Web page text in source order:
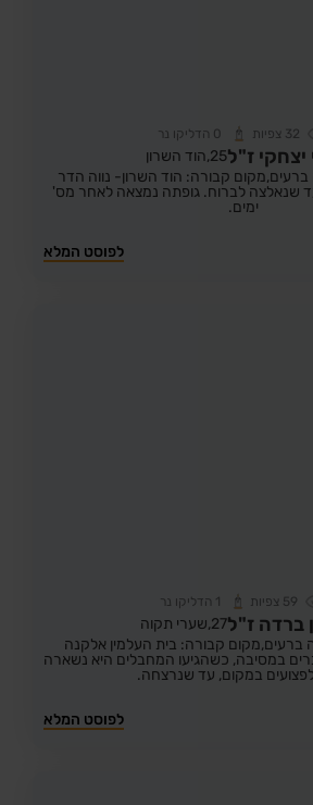
32 צפיות 0 הדליקו נר
יצחקי ז"ל25, הוד השרון
מקום קבורה: הוד השרון- נווה הדר
שנאלצה לברוח. גופתה נמצאה לאחר מס'
ימים.
לפוסט המלא
59 צפיות 1 הדליקו נר
ברדה ז"ל27, שערי תקוה
ברעים,מקום קבורה: בית העלמין אלקנה
במסיבה, כשהגיעו המחבלים היא נשארה
לפצועים במקום, עד שנרצחה.
לפוסט המלא